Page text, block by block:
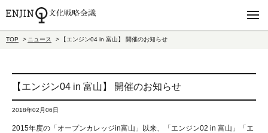
TOP ニュース 【エンジン04 in 富山】 開催のお知らせ
【エンジン04 in 富山】 開催のお知らせ
2018年02月06日
2015年度の「オープンカレッジin富山」以来、「エンジン02 in 富山」「エ